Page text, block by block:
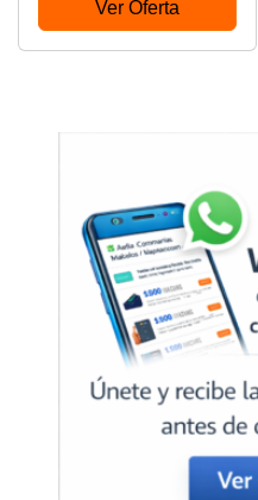
Tank, Metal, Black
Ver Oferta